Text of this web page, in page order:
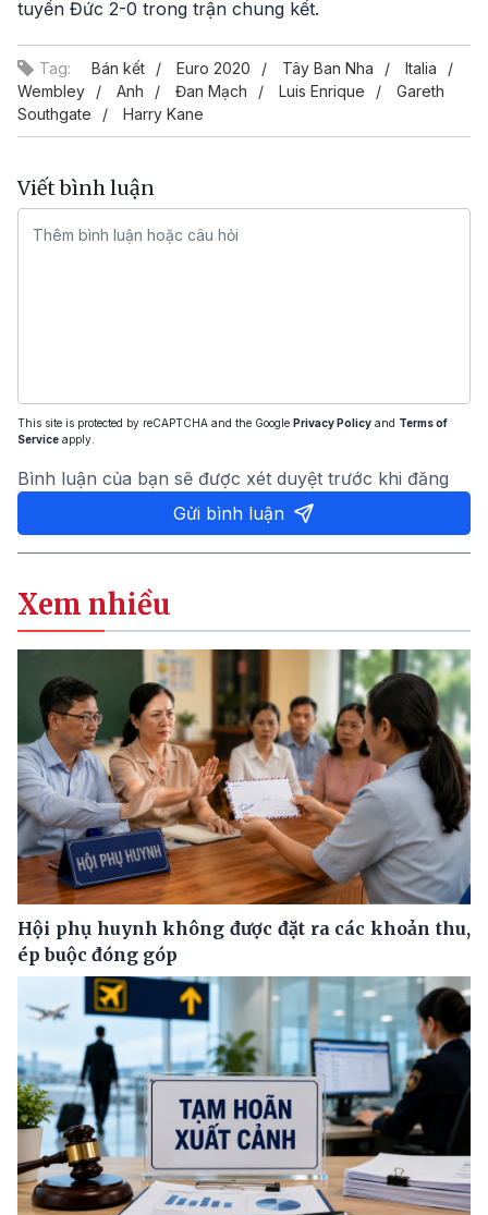
tuyển Đức 2-0 trong trận chung kết.
Tag: Bán kết Euro 2020 Tây Ban Nha
Italia
Wembley
Anh Đan Mạch Luis Enrique
Gareth
Southgate
Harry Kane
Viết bình luận
This site is protected by reCAPTCHA and the Google Privacy Policy and Terms of
Service apply.
Bình luận của bạn sẽ được xét duyệt trước khi đăng
Gửi bình luận
Xem nhiều
Hội phụ huynh không được đặt ra các khoản thu,
ép buộc đóng góp